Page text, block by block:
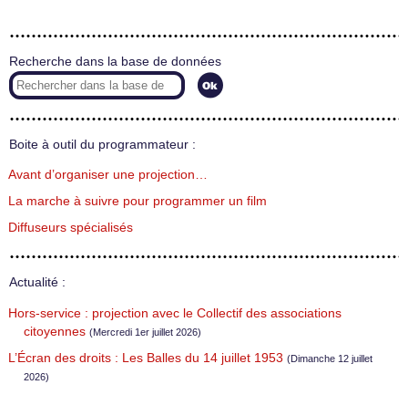
Recherche dans la base de données
Boite à outil du programmateur :
Avant d’organiser une projection…
La marche à suivre pour programmer un film
Diffuseurs spécialisés
Actualité :
Hors-service : projection avec le Collectif des associations
citoyennes (Mercredi 1er juillet 2026)
L’Écran des droits : Les Balles du 14 juillet 1953 (Dimanche 12 juillet
2026)